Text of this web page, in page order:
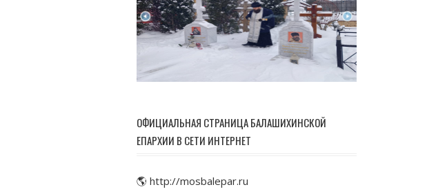
ОФИЦИАЛЬНАЯ СТРАНИЦА БАЛАШИХИНСКОЙ
ЕПАРХИИ В СЕТИ ИНТЕРНЕТ
🌎 http://mosbalepar.ru